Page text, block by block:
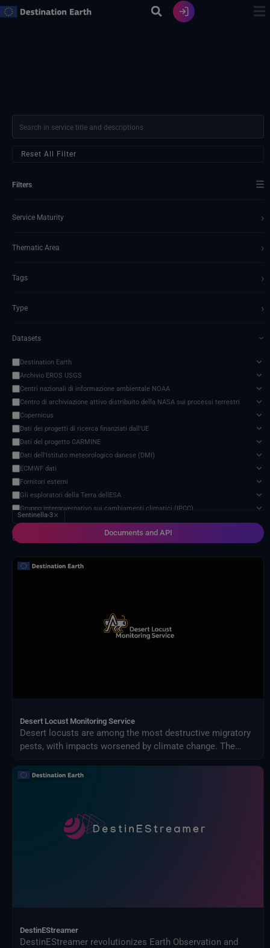
Vai
Reset All Filter
Filters ☰
Service Maturity ›
Thematic Area ›
Tags ›
Type ›
Datasets ›
Destination Earth
Archivio EROS USGS
Centri nazionali di informazione ambientale NOAA
Centro di archiviazione attivo distribuito della NASA sui processi terrestri
Copernicus
Dati dei progetti di ricerca finanziati dall'UE
Dati del progetto CARMINE
Dati dell'Istituto meteorologico danese (DMI)
ECMWF dati
Fornitori esterni
Gli esploratori della Terra dellESA
Gruppo intergovernativo sui cambiamenti climatici (IPCC)
Indicatori dei dati di servizio SEEDS
Modello di impatto dei cambiamenti climatici
Organizzazione delle Nazioni Unite per l'alimentazione e l'agricoltura
Servizio Harvic Monitoraggio e gestione agricola
Documents and API
Sentinella-3✕
6 services found
Desert Locust Monitoring Service
Desert locusts are among the most destructive migratory
pests, with impacts worsened by climate change. The
source climate data to detect breeding conditions and
DestinEStreamer
DestinEStreamer revolutionizes Earth Observation and